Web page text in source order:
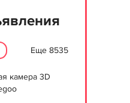
Еще 8535
камера 3D